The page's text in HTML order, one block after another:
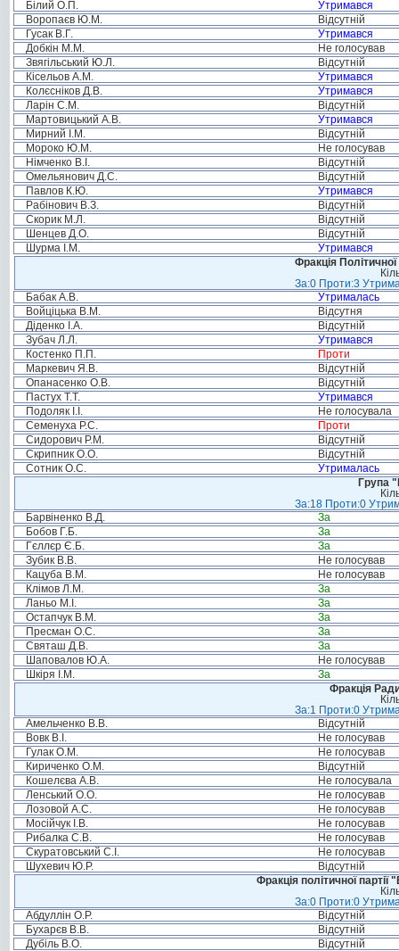
Білий О.П.
Утримався
Воропаєв Ю.М.
Відсутній
Гусак В.Г.
Утримався
Добкін М.М.
Не голосував
Звягільський Ю.Л.
Відсутній
Кісельов А.М.
Утримався
Колєсніков Д.В.
Утримався
Ларін С.М.
Відсутній
Мартовицький А.В.
Утримався
Мирний І.М.
Відсутній
Мороко Ю.М.
Не голосував
Німченко В.І.
Відсутній
Омельянович Д.С.
Відсутній
Павлов К.Ю.
Утримався
Рабінович В.З.
Відсутній
Скорик М.Л.
Відсутній
Шенцев Д.О.
Відсутній
Шурма І.М.
Утримався
Фракція
За:0 Проти:3
Бабак А.В.
Утрималась
Войціцька В.М.
Відсутня
Діденко І.А.
Відсутній
Зубач Л.Л.
Утримався
Костенко П.П.
Проти
Маркевич Я.В.
Відсутній
Опанасенко О.В.
Відсутній
Пастух Т.Т.
Утримався
Подоляк І.І.
Не голосувала
Семенуха Р.С.
Проти
Сидорович Р.М.
Відсутній
Скрипник О.О.
Відсутній
Сотник О.С.
Утрималась
Група
За:18 Проти:0
Барвіненко В.Д.
За
Бобов Г.Б.
За
Гєллєр Є.Б.
За
Зубик В.В.
Не голосував
Кацуба В.М.
Не голосував
Клімов Л.М.
За
Ланьо М.І.
За
Остапчук В.М.
За
Пресман О.С.
За
Святаш Д.В.
За
Шаповалов Ю.А.
Не голосував
Шкіря І.М.
За
Фракція
За:1 Проти:0
Амельченко В.В.
Відсутній
Вовк В.І.
Не голосував
Гулак О.М.
Не голосував
Кириченко О.М.
Відсутній
Кошелєва А.В.
Не голосувала
Ленський О.О.
Не голосував
Лозовой А.С.
Не голосував
Мосійчук І.В.
Не голосував
Рибалка С.В.
Не голосував
Скуратовський С.І.
Не голосував
Шухевич Ю.Р.
Відсутній
Фракція політичної
За:0 Проти:0
Абдуллін О.Р.
Відсутній
Бухарєв В.В.
Відсутній
Дубіль В.О.
Відсутній